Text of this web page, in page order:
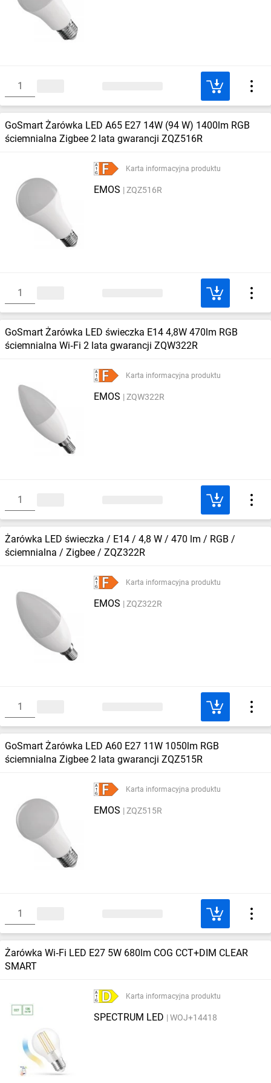
GoSmart Żarówka LED A65 E27 14W (94 W) 1400lm RGB
ściemnialna Zigbee 2 lata gwarancji ZQZ516R
Karta informacyjna produktu
EMOS ZQZ516R
GoSmart Żarówka LED świeczka E14 4,8W 470lm RGB
ściemnialna Wi‑Fi 2 lata gwarancji ZQW322R
Karta informacyjna produktu
EMOS ZQW322R
Żarówka LED świeczka / E14 / 4,8 W / 470 lm / RGB /
ściemnialna / Zigbee / ZQZ322R
Karta informacyjna produktu
EMOS ZQZ322R
GoSmart Żarówka LED A60 E27 11W 1050lm RGB
ściemnialna Zigbee 2 lata gwarancji ZQZ515R
Karta informacyjna produktu
EMOS ZQZ515R
Żarówka Wi‑Fi LED E27 5W 680lm COG CCT+DIM CLEAR
SMART
Karta informacyjna produktu
SPECTRUM LED WOJ+14418